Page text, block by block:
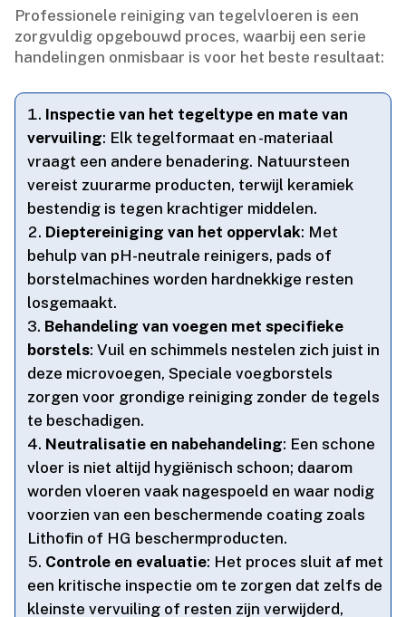
Professionele reiniging van tegelvloeren is een
zorgvuldig opgebouwd proces, waarbij een serie
handelingen onmisbaar is voor het beste resultaat:
Inspectie van het tegeltype en mate van
vervuiling: Elk tegelformaat en -materiaal
vraagt een andere benadering.​ Natuursteen
vereist zuurarme producten, terwijl keramiek
bestendig is tegen krachtiger middelen.​
Dieptereiniging van het oppervlak: Met
behulp van pH-neutrale reinigers, pads of
borstelmachines worden hardnekkige resten
losgemaakt.​
Behandeling van voegen met specifieke
borstels: Vuil en schimmels nestelen zich juist in
deze microvoegen, Speciale voegborstels
zorgen voor grondige reiniging zonder de tegels
te beschadigen.​
Neutralisatie en nabehandeling: Een schone
vloer is niet altijd hygiënisch schoon; daarom
worden vloeren vaak nagespoeld en waar nodig
voorzien van een beschermende coating zoals
Lithofin of HG beschermproducten.​
Controle en evaluatie: Het proces sluit af met
een kritische inspectie om te zorgen dat zelfs de
kleinste vervuiling of resten zijn verwijderd,